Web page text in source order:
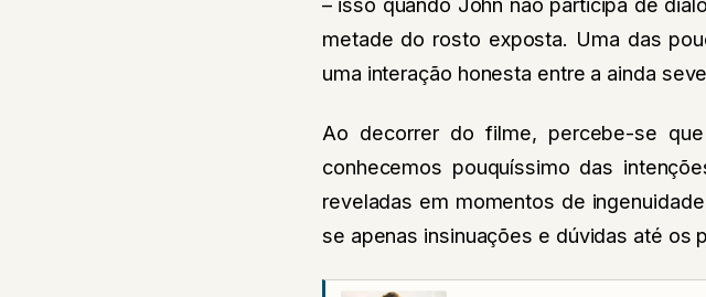
metade do rosto exposta. Uma das
uma interação honesta entre a ainda
conhecemos pouquíssimo das
reveladas em momentos de
se apenas insinuações e dúvidas até os